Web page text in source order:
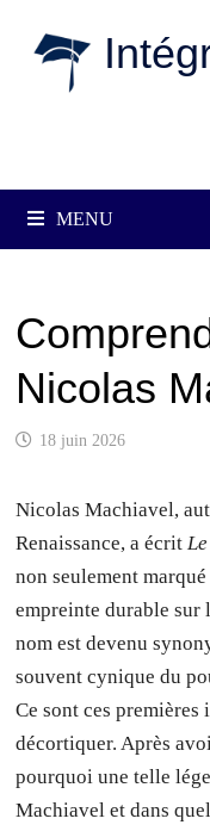
MENU
Nicolas
18 juin 2026
Nicolas Machiavel,
Renaissance, a écrit
non seulement
empreinte durable sur
nom est devenu
souvent cynique du
Ce sont ces premières
décortiquer. Après
pourquoi une telle
Machiavel et dans